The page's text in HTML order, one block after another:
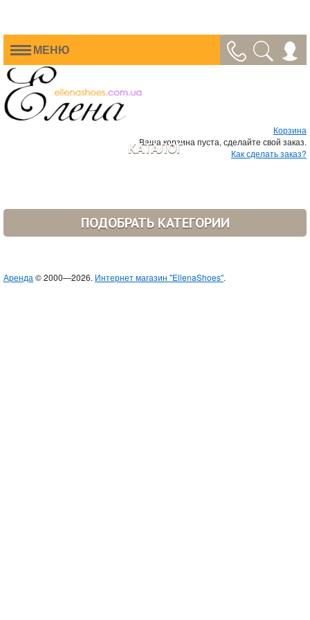
МЕНЮ
Корзина
Ваша корзина пуста, сделайте свой заказ.
Как сделать заказ?
КАТАЛОГ
ПОДОБРАТЬ КАТЕГОРИИ
Аренда © 2000—2026. Интернет магазин "EllenaShoes".